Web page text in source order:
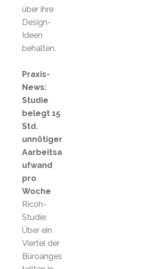
über ihre
Design-
Ideen
behalten.
Praxis-
News:
Studie
belegt 15
Std.
unnötiger
Aarbeitsa
ufwand
pro
Woche
Ricoh-
Studie:
Über ein
Viertel der
Büroanges